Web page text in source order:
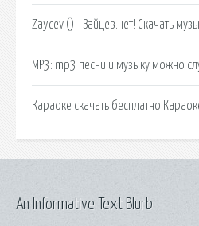
Zaycev () - Зайцев.нет! Скачать
MP3: mp3 песни и музыку можно
Караоке скачать бесплатно
An Informative Text Blurb